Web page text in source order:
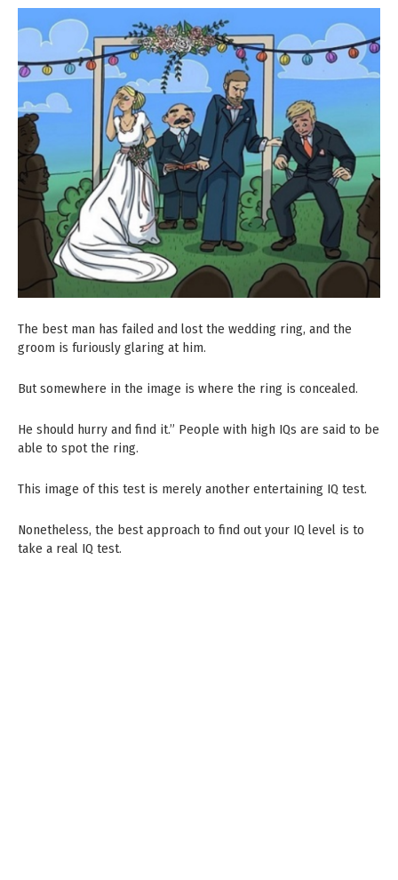
The best man has failed and lost the wedding ring, and the
groom is furiously glaring at him.
But somewhere in the image is where the ring is concealed.
He should hurry and find it.” People with high IQs are said to be
able to spot the ring.
This image of this test is merely another entertaining IQ test.
Nonetheless, the best approach to find out your IQ level is to
take a real IQ test.